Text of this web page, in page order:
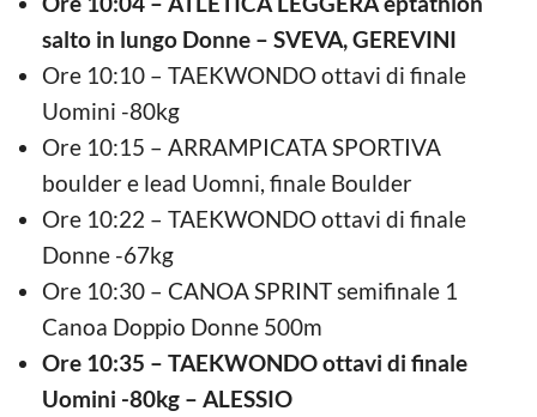
salto in lungo Donne – SVEVA, GEREVINI
Ore 10:10 – TAEKWONDO ottavi di finale
Uomini -80kg
Ore 10:15 – ARRAMPICATA SPORTIVA
boulder e lead Uomni, finale Boulder
Ore 10:22 – TAEKWONDO ottavi di finale
Donne -67kg
Ore 10:30 – CANOA SPRINT semifinale 1
Canoa Doppio Donne 500m
Ore 10:35 – TAEKWONDO ottavi di finale
Uomini -80kg – ALESSIO